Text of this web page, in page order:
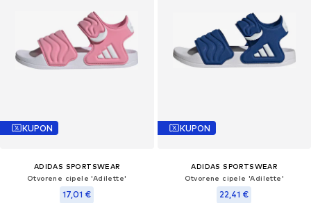
KUPON
ADIDAS SPORTSWEAR
Otvorene cipele 'Adilette'
17,01 €
KUPON
ADIDAS SPORTSWEAR
Otvorene cipele 'Adilette'
22,41 €